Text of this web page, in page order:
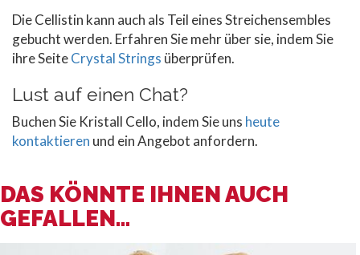
Die Cellistin kann auch als Teil eines Streichensembles
gebucht werden. Erfahren Sie mehr über sie, indem Sie
ihre SeiteCrystal Strings überprüfen.
Lust auf einen Chat?
Buchen Sie Kristall Cello, indem Sie uns heute
kontaktieren und ein Angebot anfordern.
DAS KÖNNTE IHNEN AUCH
GEFALLEN...